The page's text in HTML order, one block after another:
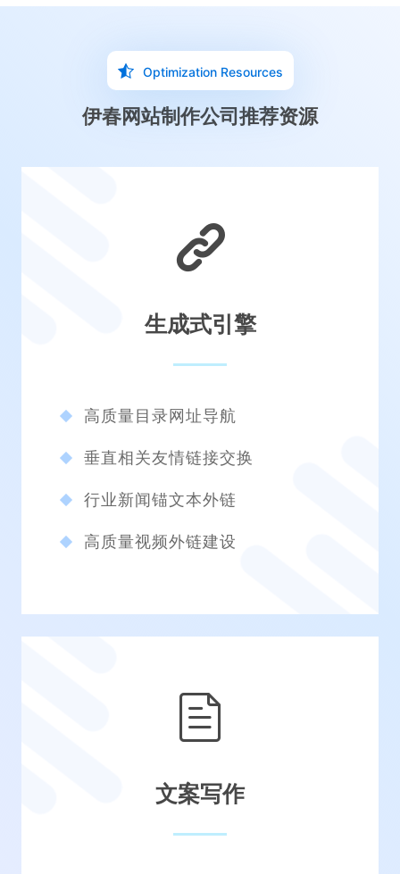
Optimization Resources
伊春网站制作公司推荐资源
生成式引擎
高质量目录网址导航
垂直相关友情链接交换
行业新闻锚文本外链
高质量视频外链建设
文案写作